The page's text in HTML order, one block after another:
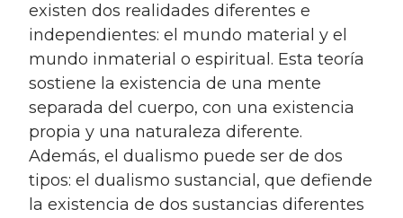
existen dos realidades diferentes e
independientes: el mundo material y el
mundo inmaterial o espiritual. Esta teoría
sostiene la existencia de una mente
separada del cuerpo, con una existencia
propia y una naturaleza diferente.
Además, el dualismo puede ser de dos
tipos: el dualismo sustancial, que defiende
la existencia de dos sustancias diferentes